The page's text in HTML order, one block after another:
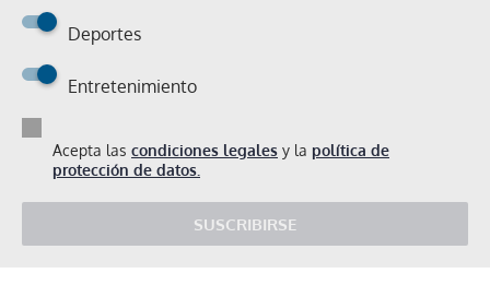
Deportes
Entretenimiento
Acepta las condiciones legales y la política de
protección de datos.
SUSCRIBIRSE